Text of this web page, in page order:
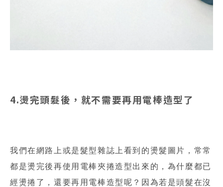
4.燙完頭髮後，就不需要再用電棒造型了
我們在網路上或是髮型雜誌上看到的燙髮圖片，常常
都是燙完後再使用電棒夾捲造型出來的，為什麼都已
經燙捲了，還要再用電棒造型呢？因為若是頭髮在沒